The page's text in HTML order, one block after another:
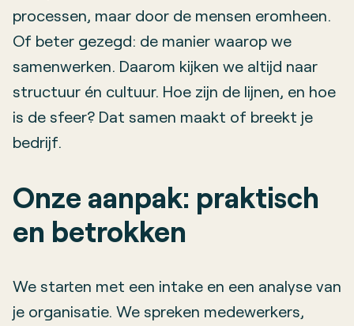
processen, maar door de mensen eromheen.
Of beter gezegd: de manier waarop we
samenwerken. Daarom kijken we altijd naar
structuur én cultuur. Hoe zijn de lijnen, en hoe
is de sfeer? Dat samen maakt of breekt je
bedrijf.
Onze aanpak: praktisch
en betrokken
We starten met een intake en een analyse van
je organisatie. We spreken medewerkers,